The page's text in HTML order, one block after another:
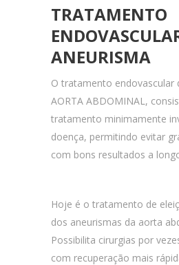
TRATAMENTO
ANEURISMA
O tratamento endovascular
AORTA ABDOMINAL,
tratamento minimamente
doença, permitindo evitar
com bons resultados a
Hoje é o tratamento de
dos aneurismas da aorta
Possibilita cirurgias por
com recuperação mais